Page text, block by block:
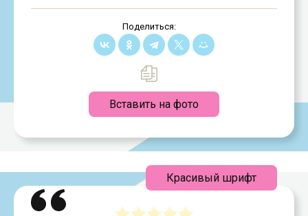
Поделиться:
Вставить на фото
Красивый шрифт